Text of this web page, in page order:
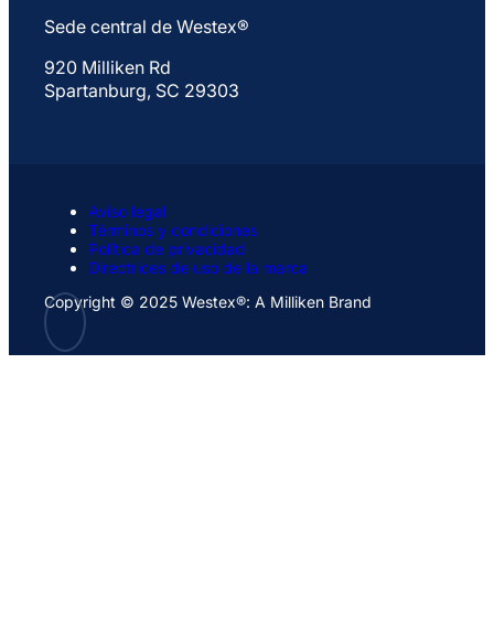
Sede central de Westex®
920 Milliken Rd
Spartanburg, SC 29303
Aviso legal
Términos y condiciones
Política de privacidad
Directrices de uso de la marca
Copyright © 2025 Westex®: A Milliken Brand